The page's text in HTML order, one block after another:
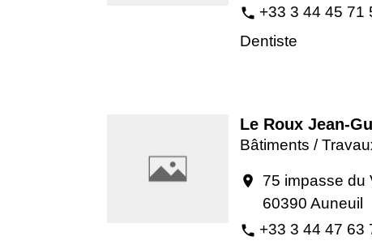
phone +33 3 44 45 71
Dentiste
Le Roux Jean-
Bâtiments /
location_on
75 impasse du
60390 Auneuil
phone +33 3 44 47 63